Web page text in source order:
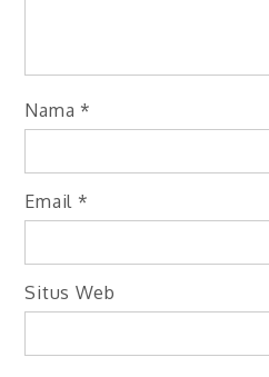
Nama *
Email *
Situs Web